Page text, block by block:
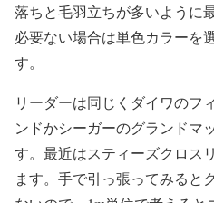
落ちと毛羽立ちが多いように
必要ない場合は単色カラーを
す。
リーダーは同じくダイワのフ
ンドかシーガーのグランドマ
す。最近はスティーズクロス
ます。手で引っ張ってみると